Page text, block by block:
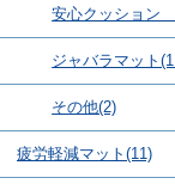
安心クッション
ジャバラマット
その他(2)
疲労軽減マット(11)